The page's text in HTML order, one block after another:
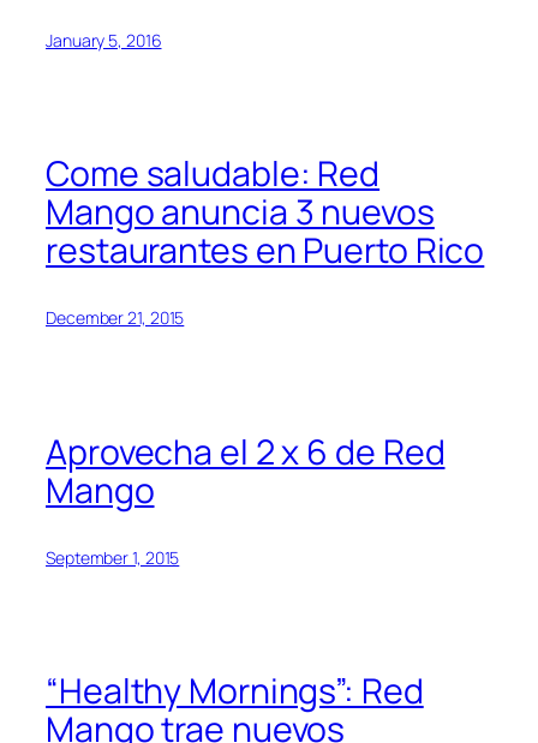
January 5, 2016
Come saludable: Red
Mango anuncia 3 nuevos
restaurantes en Puerto Rico
December 21, 2015
Aprovecha el 2 x 6 de Red
Mango
September 1, 2015
“Healthy Mornings”: Red
Mango trae nuevos